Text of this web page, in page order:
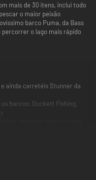
mais de 30 itens, inclui todo
o maior peixão
barco Puma, da Bass
o lago mais rápido
ainda carretéis Stunner da
barcos: Duckett Fishing,
usar pela Europa,
Mainline Baits, Sea Monster
carne luncheon da Enterprise